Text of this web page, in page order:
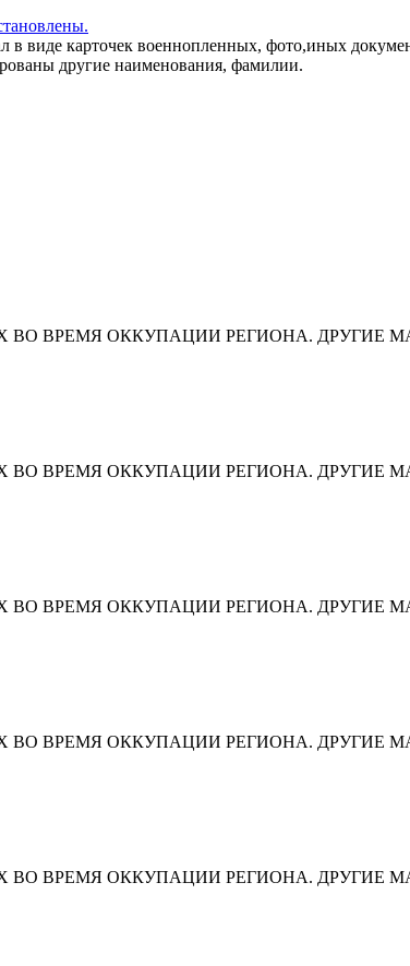
виде карточек военнопленных, фото,иных
другие наименования, фамилии.
ВРЕМЯ ОККУПАЦИИ РЕГИОНА. ДРУГИЕ
ВРЕМЯ ОККУПАЦИИ РЕГИОНА. ДРУГИЕ
ВРЕМЯ ОККУПАЦИИ РЕГИОНА. ДРУГИЕ
ВРЕМЯ ОККУПАЦИИ РЕГИОНА. ДРУГИЕ
ВРЕМЯ ОККУПАЦИИ РЕГИОНА. ДРУГИЕ